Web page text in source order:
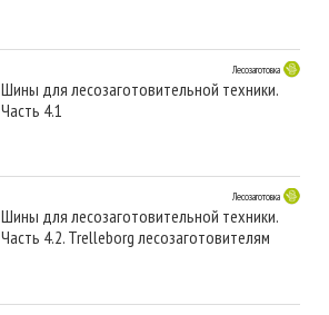
Лесозаготовка
Шины для лесозаготовительной техники.
Часть 4.1
Лесозаготовка
Шины для лесозаготовительной техники.
Часть 4.2. Trelleborg лесозаготовителям